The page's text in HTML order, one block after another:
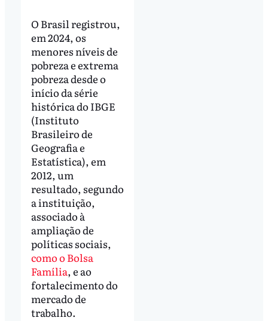
O Brasil registrou,
em 2024, os
menores níveis de
pobreza e extrema
pobreza desde o
início da série
histórica do IBGE
(Instituto
Brasileiro de
Geografia e
Estatística), em
2012, um
resultado, segundo
a instituição,
associado à
ampliação de
políticas sociais,
como o Bolsa
Família, e ao
fortalecimento do
mercado de
trabalho.